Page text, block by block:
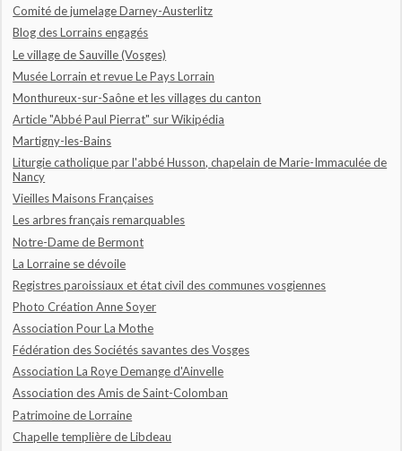
Comité de jumelage Darney-Austerlitz
Blog des Lorrains engagés
Le village de Sauville (Vosges)
Musée Lorrain et revue Le Pays Lorrain
Monthureux-sur-Saône et les villages du canton
Article "Abbé Paul Pierrat" sur Wikipédia
Martigny-les-Bains
Liturgie catholique par l'abbé Husson, chapelain de Marie-Immaculée de
Nancy
Vieilles Maisons Françaises
Les arbres français remarquables
Notre-Dame de Bermont
La Lorraine se dévoile
Registres paroissiaux et état civil des communes vosgiennes
Photo Création Anne Soyer
Association Pour La Mothe
Fédération des Sociétés savantes des Vosges
Association La Roye Demange d'Ainvelle
Association des Amis de Saint-Colomban
Patrimoine de Lorraine
Chapelle templière de Libdeau